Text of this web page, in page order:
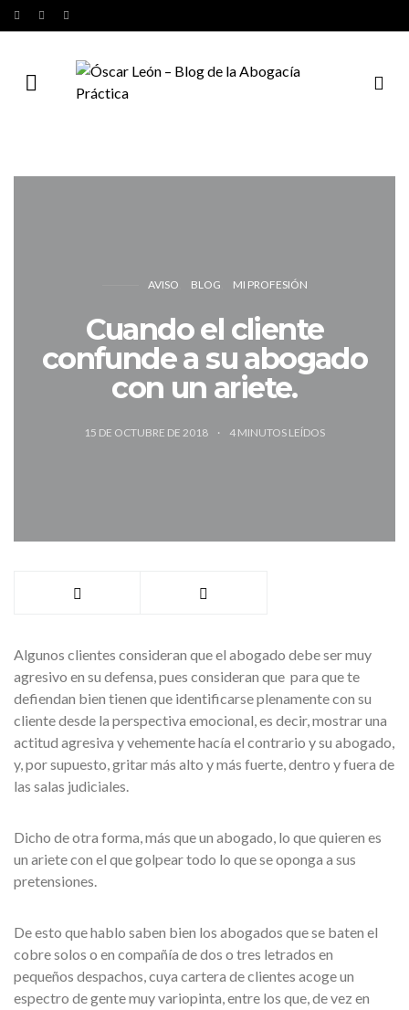
AVISO BLOG MI PROFESIÓN
Cuando el cliente
confunde a su abogado
con un ariete.
15 DE OCTUBRE DE 2018 4 MINUTOS LEÍDOS
Algunos clientes consideran que el abogado debe ser muy
agresivo en su defensa, pues consideran que para que te
defiendan bien tienen que identificarse plenamente con su
cliente desde la perspectiva emocional, es decir, mostrar una
actitud agresiva y vehemente hacía el contrario y su abogado,
y, por supuesto, gritar más alto y más fuerte, dentro y fuera de
las salas judiciales.
Dicho de otra forma, más que un abogado, lo que quieren es
un ariete con el que golpear todo lo que se oponga a sus
pretensiones.
De esto que hablo saben bien los abogados que se baten el
cobre solos o en compañía de dos o tres letrados en
pequeños despachos, cuya cartera de clientes acoge un
espectro de gente muy variopinta, entre los que, de vez en